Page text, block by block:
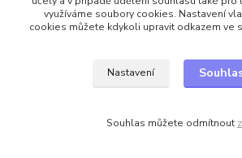
+420 725 924 868
využíváme soubory cookies. Nastavení
cookies můžete kdykoli upravit odkazem ve
Nastavení
Souhlas můžete odmítnout